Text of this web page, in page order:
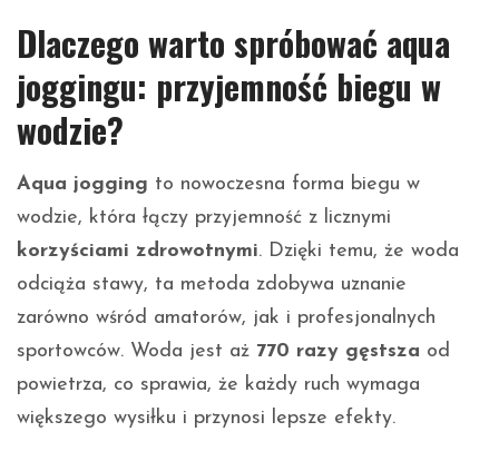
Dlaczego warto spróbować aqua
joggingu: przyjemność biegu w
wodzie?
Aqua jogging to nowoczesna forma biegu w
wodzie, która łączy przyjemność z licznymi
korzyściami zdrowotnymi. Dzięki temu, że woda
odciąża stawy, ta metoda zdobywa uznanie
zarówno wśród amatorów, jak i profesjonalnych
sportowców. Woda jest aż 770 razy gęstsza od
powietrza, co sprawia, że każdy ruch wymaga
większego wysiłku i przynosi lepsze efekty.